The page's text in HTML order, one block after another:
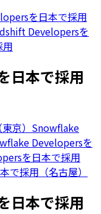
を日本で採用
Developersを
本で採用
京） Snowflake
Developersを
を日本で採用
で採用（名古屋）
本で採用